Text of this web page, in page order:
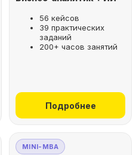
56 кейсов
39 практических
заданий
200+ часов занятий
Подробнее
MINI-MBA